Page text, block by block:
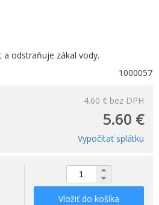
a odstraňuje zákal vody.
1000057
4.60 € bez DPH
5.60 €
Vypočítať splátku
Vložiť do košíka